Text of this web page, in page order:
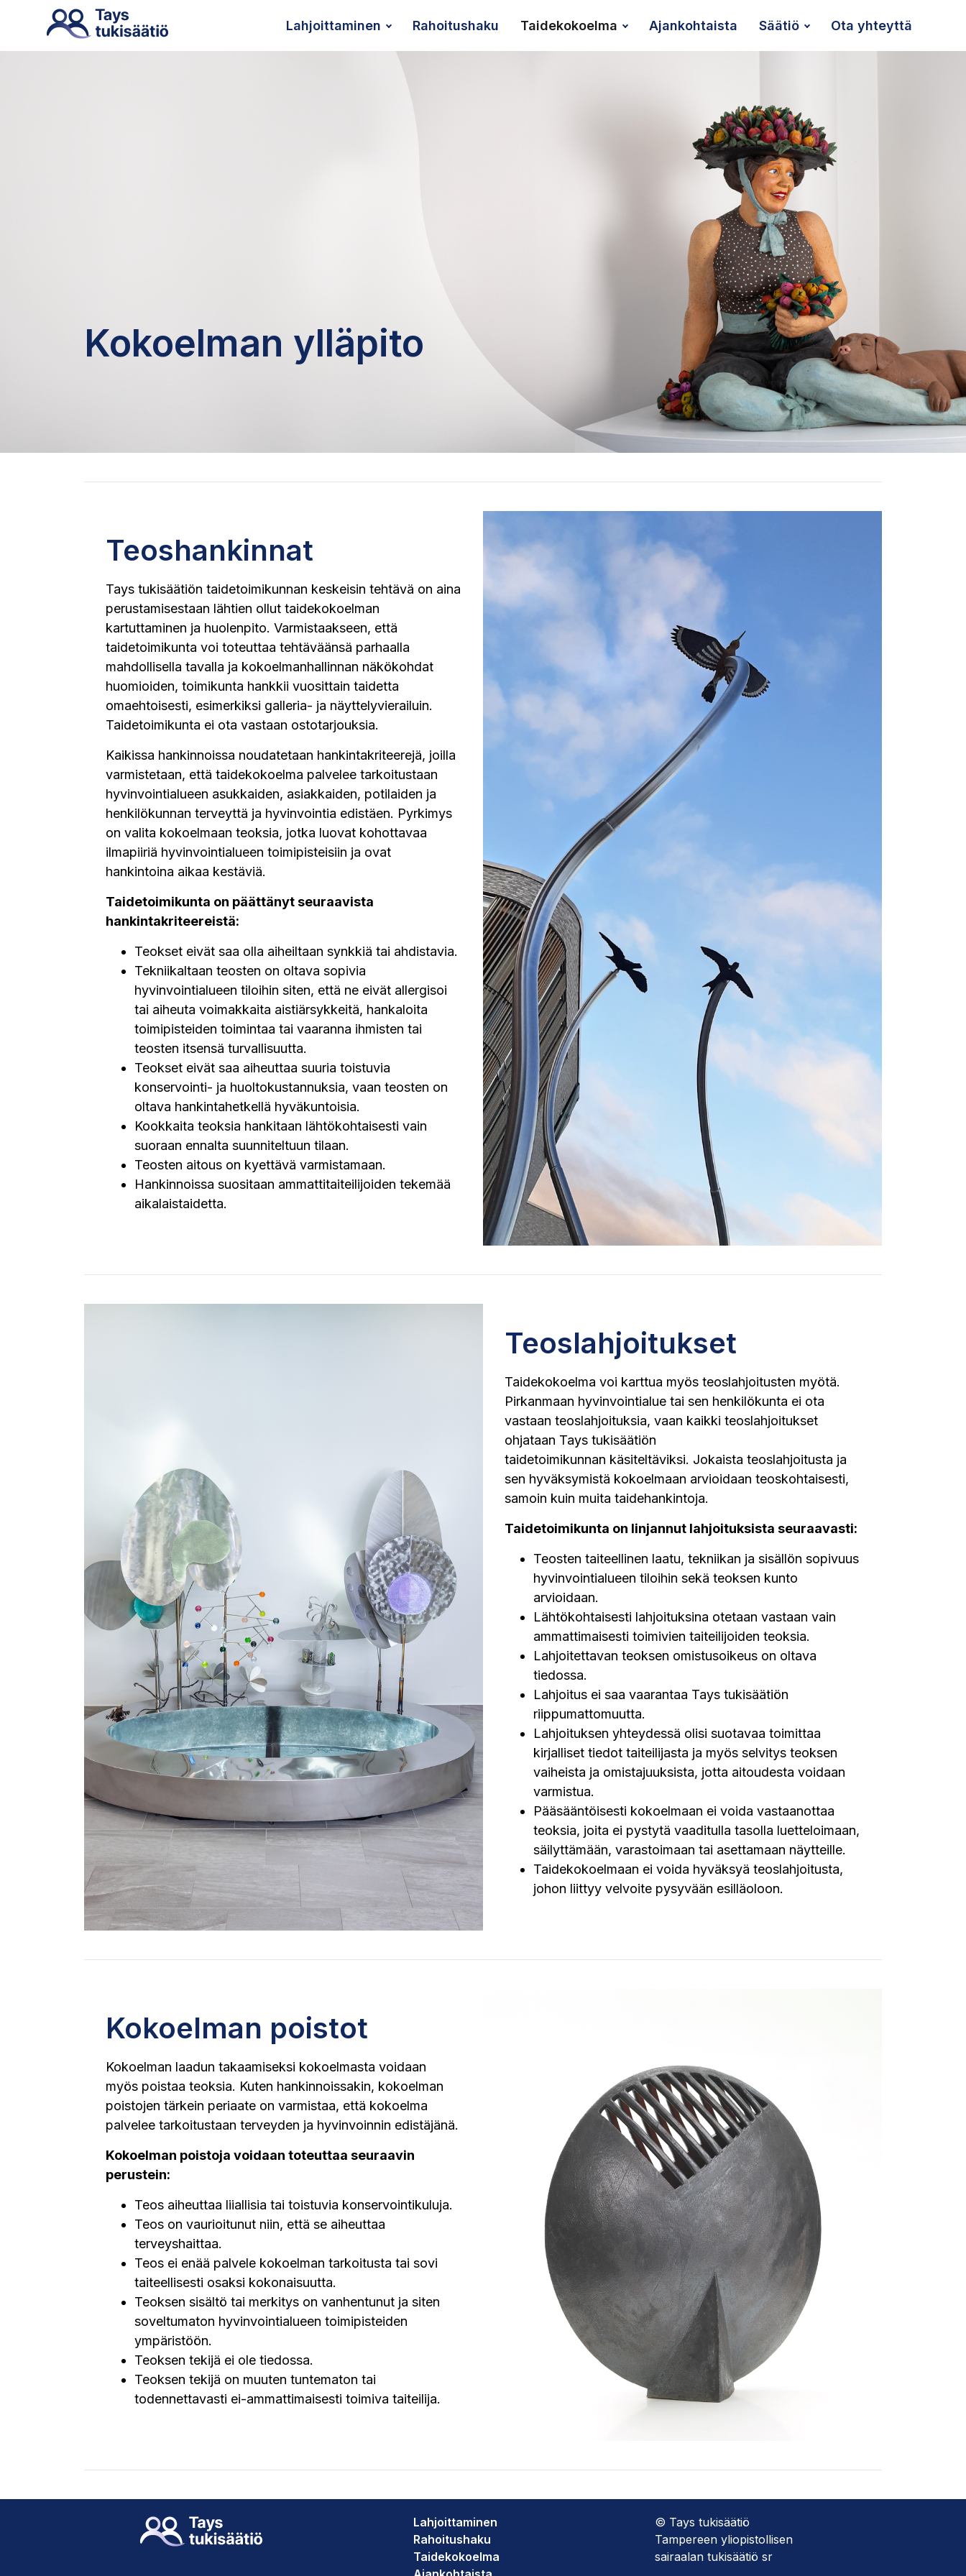
Lahjoittaminen Rahoitushaku Taidekokoelma Ajankoh­taista Säätiö Ota yhteyttä
Kokoelman ylläpito
Teoshankinnat
Tays tukisäätiön taidetoimikunnan keskeisin tehtävä on aina
perustamisestaan lähtien ollut taidekokoelman
kartuttaminen ja huolenpito. Varmistaakseen, että
taidetoimikunta voi toteuttaa tehtäväänsä parhaalla
mahdollisella tavalla ja kokoelmanhallinnan näkökohdat
huomioiden, toimikunta hankkii vuosittain taidetta
omaehtoisesti, esimerkiksi galleria- ja näyttelyvierailuin.
Taidetoimikunta ei ota vastaan ostotarjouksia.
Kaikissa hankinnoissa noudatetaan hankintakriteerejä, joilla
varmistetaan, että taidekokoelma palvelee tarkoitustaan
hyvinvointialueen asukkaiden, asiakkaiden, potilaiden ja
henkilökunnan terveyttä ja hyvinvointia edistäen. Pyrkimys
on valita kokoelmaan teoksia, jotka luovat kohottavaa
ilmapiiriä hyvinvointialueen toimipisteisiin ja ovat
hankintoina aikaa kestäviä.
Taidetoimikunta on päättänyt seuraavista
hankintakriteereistä:
Teokset eivät saa olla aiheiltaan synkkiä tai ahdistavia.
Tekniikaltaan teosten on oltava sopivia
hyvinvointialueen tiloihin siten, että ne eivät allergisoi
tai aiheuta voimakkaita aistiärsykkeitä, hankaloita
toimipisteiden toimintaa tai vaaranna ihmisten tai
teosten itsensä turvallisuutta.
Teokset eivät saa aiheuttaa suuria toistuvia
konservointi- ja huoltokustannuksia, vaan teosten on
oltava hankintahetkellä hyväkuntoisia.
Kookkaita teoksia hankitaan lähtökohtaisesti vain
suoraan ennalta suunniteltuun tilaan.
Teosten aitous on kyettävä varmistamaan.
Hankinnoissa suositaan ammattitaiteilijoiden tekemää
aikalaistaidetta.
Teoslahjoitukset
Taidekokoelma voi karttua myös teoslahjoitusten myötä.
Pirkanmaan hyvinvointialue tai sen henkilökunta ei ota
vastaan teoslahjoituksia, vaan kaikki teoslahjoitukset
ohjataan Tays tukisäätiön
taidetoimikunnan käsiteltäviksi. Jokaista teoslahjoitusta ja
sen hyväksymistä kokoelmaan arvioidaan teoskohtaisesti,
samoin kuin muita taidehankintoja.
Taidetoimikunta on linjannut lahjoituksista seuraavasti:
Teosten taiteellinen laatu, tekniikan ja sisällön sopivuus
hyvinvointialueen tiloihin sekä teoksen kunto
arvioidaan.
Lähtökohtaisesti lahjoituksina otetaan vastaan vain
ammattimaisesti toimivien taiteilijoiden teoksia.
Lahjoitettavan teoksen omistusoikeus on oltava
tiedossa.
Lahjoitus ei saa vaarantaa Tays tukisäätiön
riippumattomuutta.
Lahjoituksen yhteydessä olisi suotavaa toimittaa
kirjalliset tiedot taiteilijasta ja myös selvitys teoksen
vaiheista ja omistajuuksista, jotta aitoudesta voidaan
varmistua.
Pääsääntöisesti kokoelmaan ei voida vastaanottaa
teoksia, joita ei pystytä vaaditulla tasolla luetteloimaan,
säilyttämään, varastoimaan tai asettamaan näytteille.
Taidekokoelmaan ei voida hyväksyä teoslahjoitusta,
johon liittyy velvoite pysyvään esilläoloon.
Kokoelman poistot
Kokoelman laadun takaamiseksi kokoelmasta voidaan
myös poistaa teoksia. Kuten hankinnoissakin, kokoelman
poistojen tärkein periaate on varmistaa, että kokoelma
palvelee tarkoitustaan terveyden ja hyvinvoinnin edistäjänä.
Kokoelman poistoja voidaan toteuttaa seuraavin
perustein:
Teos aiheuttaa liiallisia tai toistuvia konservointikuluja.
Teos on vaurioitunut niin, että se aiheuttaa
terveyshaittaa.
Teos ei enää palvele kokoelman tarkoitusta tai sovi
taiteellisesti osaksi kokonaisuutta.
Teoksen sisältö tai merkitys on vanhentunut ja siten
soveltumaton hyvinvointialueen toimipisteiden
ympäristöön.
Teoksen tekijä ei ole tiedossa.
Teoksen tekijä on muuten tuntematon tai
todennettavasti ei-ammattimaisesti toimiva taiteilija.
Lahjoittaminen
Rahoitushaku
Taidekokoelma
© Tays tukisäätiö
Tampereen yliopistollisen
sairaalan tukisäätiö sr